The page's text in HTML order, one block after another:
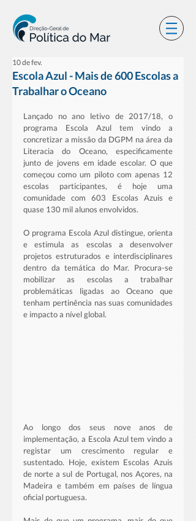
Escola Azul - Mais de 600 Escolas a
Trabalhar o Oceano
10 de fev.
Lançado no ano letivo de 2017/18, o
programa Escola Azul tem vindo a
concretizar a missão da DGPM na área da
Literacia do Oceano, especificamente
junto de jovens em idade escolar. O que
começou como um piloto com apenas 12
escolas participantes, é hoje uma
comunidade com 603 Escolas Azuis e
quase 130 mil alunos envolvidos.
O programa Escola Azul distingue, orienta
e estimula as escolas a desenvolver
projetos estruturados e interdisciplinares
dentro da temática do Mar. Procura-se
mobilizar as escolas a trabalhar
problemáticas ligadas ao Oceano que
tenham pertinência nas suas comunidades
e impacto a nível global.
Ao longo dos seus nove anos de
implementação, a Escola Azul tem vindo a
registar um crescimento regular e
sustentado. Hoje, existem Escolas Azuis
de norte a sul de Portugal, nos Açores, na
Madeira e também em países de língua
oficial portuguesa.